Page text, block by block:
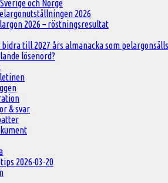
och Norge
2026
2026 – röstningsresultat
bidra till 2027 års almanacka som
lösenord?
& svar
2026-03-20